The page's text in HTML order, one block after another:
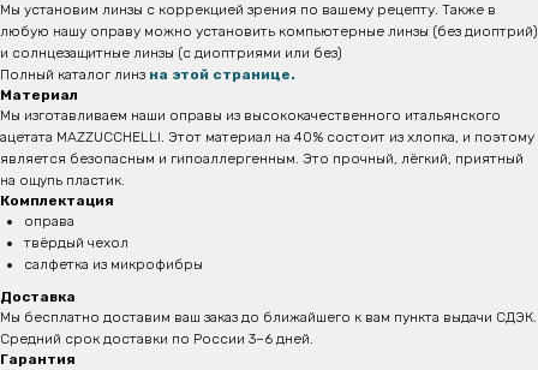
Мы установим линзы с коррекцией зрения по вашему рецепту. Также в
любую нашу оправу можно установить компьютерные линзы (без диоптрий)
и солнцезащитные линзы (с диоптриями или без)
Полный каталог линз на этой странице.
Материал
Мы изготавливаем наши оправы из высококачественного итальянского
ацетата MAZZUCCHELLI. Этот материал на 40% состоит из хлопка, и поэтому
является безопасным и гипоаллергенным. Это прочный, лёгкий, приятный
на ощупь пластик.
Комплектация
оправа
твёрдый чехол
салфетка из микрофибры
Доставка
Мы бесплатно доставим ваш заказ до ближайшего к вам пункта выдачи СДЭК.
Средний срок доставки по России 3–6 дней.
Гарантия